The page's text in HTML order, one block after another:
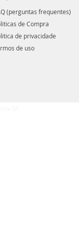
(perguntas frequentes)
de Compra
de privacidade
de uso